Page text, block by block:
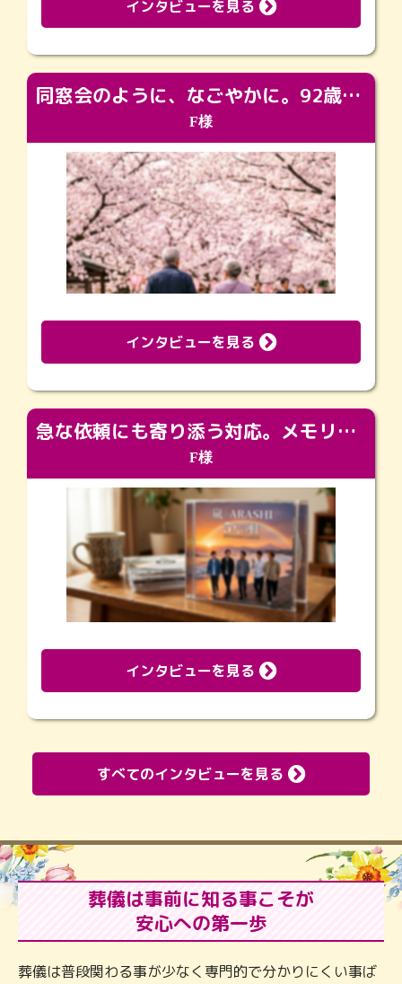
インタビューを見る
同窓会のように、なごやかに。92歳の旅立ちを彩った、再会と感謝の場
F様
インタビューを見る
急な依頼にも寄り添う対応。メモリアルコーナーで振り返る大切な日々
F様
インタビューを見る
すべてのインタビューを見る
葬儀は事前に知る事こそが
安心への第一歩
葬儀は普段関わる事が少なく専門的で分かりにくい事ば